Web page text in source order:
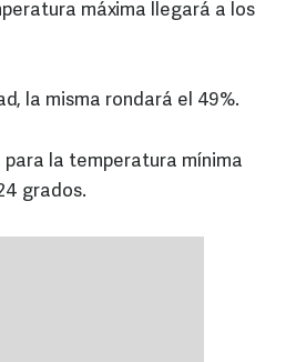
máxima llegará a los
la misma rondará el 49%.
la temperatura mínima
grados.